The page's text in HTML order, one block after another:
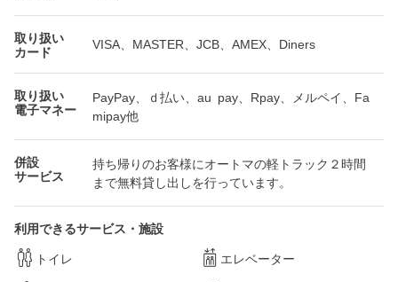
取り扱い
カード
VISA、MASTER、JCB、AMEX、Diners
取り扱い
電子マネー
PayPay、ｄ払い、au pay、Rpay、メルペイ、Fa
mipay他
併設
サービス
持ち帰りのお客様にオートマの軽トラック２時間
まで無料貸し出しを行っています。
利用できるサービス・施設
トイレ エレベーター